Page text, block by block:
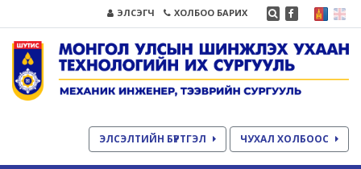
ЭЛСЭГЧ ХОЛБОО БАРИХ
ЭЛСЭЛТИЙН БҮРТГЭЛ ЧУХАЛ ХОЛБООС